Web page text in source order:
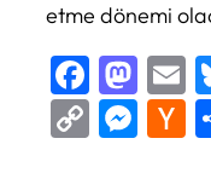
etme dönemi
Copy